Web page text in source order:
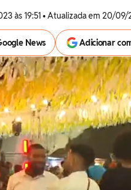
às 19:51 • Atualizada em 20/
News Adicionar